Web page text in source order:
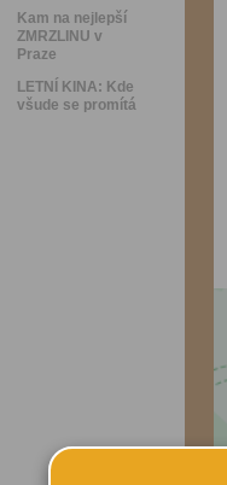
Kam na nejlepší
ZMRZLINU v
Praze
LETNÍ KINA: Kde
všude se promítá